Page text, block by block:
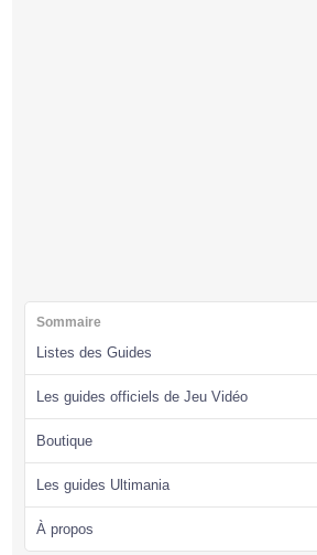
Sommaire
Listes des Guides
Les guides officiels de Jeu Vidéo
Boutique
Les guides Ultimania
À propos